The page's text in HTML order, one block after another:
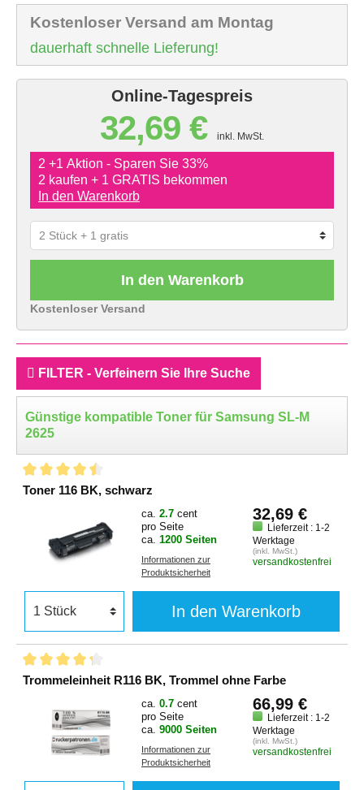
Kostenloser Versand am Montag
dauerhaft schnelle Lieferung!
Online-Tagespreis
32,69 € inkl. MwSt.
2 +1 Aktion - Sparen Sie 33%
2 kaufen + 1 GRATIS bekommen
In den Warenkorb
In den Warenkorb
Kostenloser Versand
FILTER - Verfeinern Sie Ihre Suche
Günstige kompatible Toner für Samsung SL-M
2625
Toner 116 BK, schwarz
ca. 2.7 cent
pro Seite
ca. 1200 Seiten
Informationen zur
Produktsicherheit
32,69 €
Lieferzeit : 1-2
Werktage
(inkl. MwSt.)
versandkostenfrei
In den Warenkorb
Trommeleinheit R116 BK, Trommel ohne Farbe
ca. 0.7 cent
pro Seite
ca. 9000 Seiten
Informationen zur
Produktsicherheit
66,99 €
Lieferzeit : 1-2
Werktage
(inkl. MwSt.)
versandkostenfrei